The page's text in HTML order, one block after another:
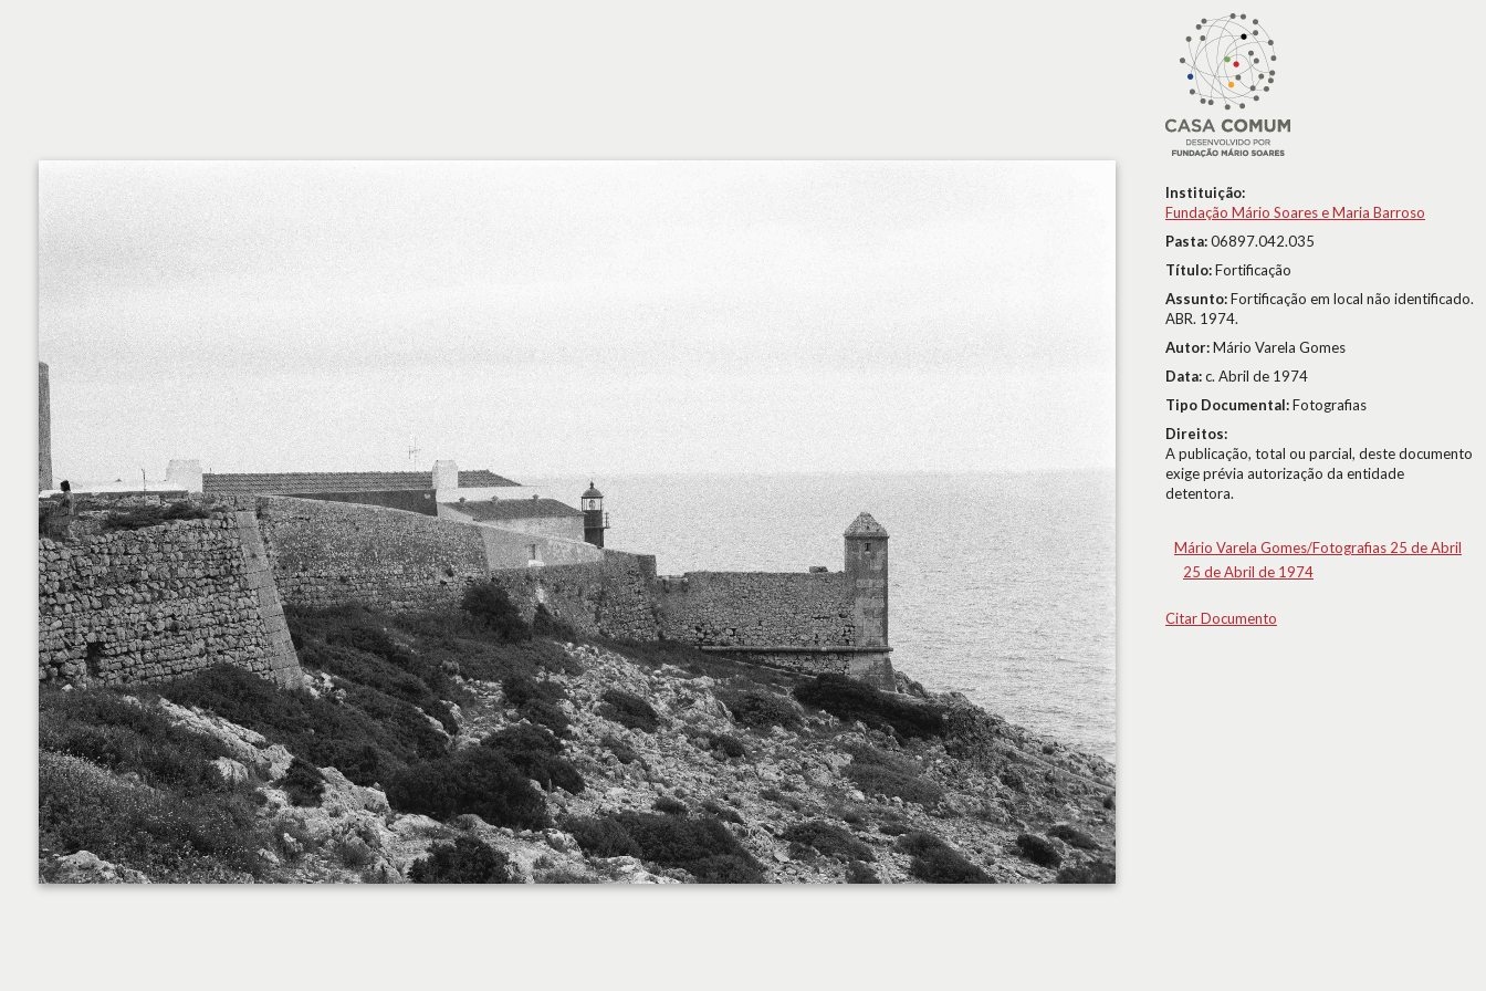
Instituição:
Fundação Mário Soares e Maria Barroso
Pasta:06897.042.035
Título:Fortificação
Assunto:Fortificação em local não identificado.
ABR. 1974.
Autor:Mário Varela Gomes
Data:c. Abril de 1974
Tipo Documental:Fotografias
Direitos:
A publicação, total ou parcial, deste documento
exige prévia autorização da entidade
detentora.
Mário Varela Gomes/Fotografias 25 de Abril
25 de Abril de 1974
Citar Documento